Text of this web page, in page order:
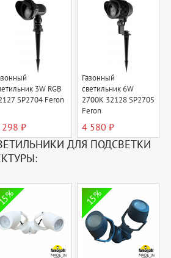
3W RGB
SP2704 Feron
298 ₽
Газонный
светильник 6W
2700К 32128 SP2705
Feron
4 580 ₽
ДЛЯ ПОДСВЕТКИ
15%